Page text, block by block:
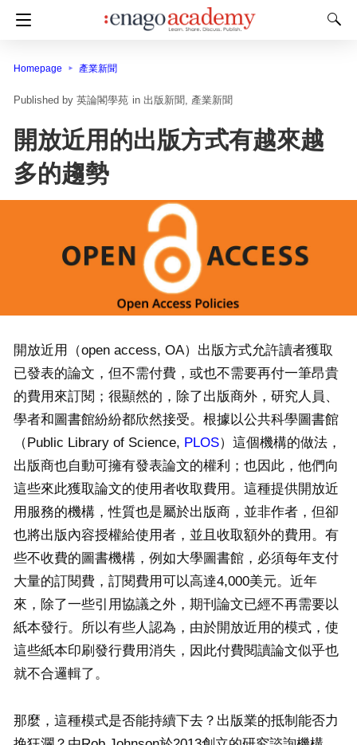
Homepage 產業新聞
英論閣學苑 in 出版新聞 產業新聞
開放近用的出版方式有越來越
多的趨勢
開放近用（open access, OA）出版方式允許讀者獲取
已發表的論文，但不需付費，或也不需要再付一筆昂貴
的費用來訂閱；很顯然的，除了出版商外，研究人員、
學者和圖書館紛紛都欣然接受。根據以公共科學圖書館
（Public Library of Science, PLOS）這個機構的做法，
出版商也自動可擁有發表論文的權利；也因此，他們向
這些來此獲取論文的使用者收取費用。這種提供開放近
用服務的機構，性質也是屬於出版商，並非作者，但卻
也將出版內容授權給使用者，並且收取額外的費用。有
些不收費的圖書機構，例如大學圖書館，必須每年支付
大量的訂閱費，訂閱費用可以高達4,000美元。近年
來，除了一些引用協議之外，期刊論文已經不再需要以
紙本發行。所以有些人認為，由於開放近用的模式，使
這些紙本印刷發行費用消失，因此付費閱讀論文似乎也
就不合邏輯了。
那麼，這種模式是否能持續下去？出版業的抵制能否力